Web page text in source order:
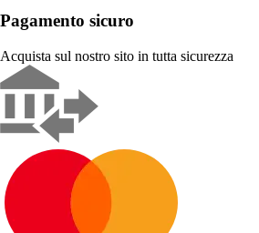
Pagamento sicuro
Acquista sul nostro sito in tutta sicurezza